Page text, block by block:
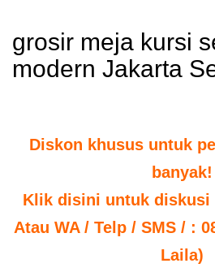
grosir meja kursi
modern Jakarta
Diskon khusus untuk
banyak!
Klik disini untuk diskusi
Atau WA / Telp / SMS / :
Laila)